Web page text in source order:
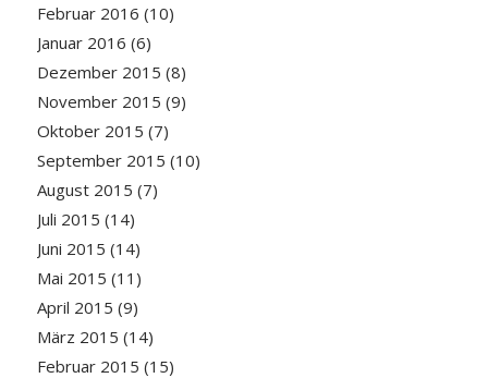
Februar 2016 (10)
Januar 2016 (6)
Dezember 2015 (8)
November 2015 (9)
Oktober 2015 (7)
September 2015 (10)
August 2015 (7)
Juli 2015 (14)
Juni 2015 (14)
Mai 2015 (11)
April 2015 (9)
März 2015 (14)
Februar 2015 (15)